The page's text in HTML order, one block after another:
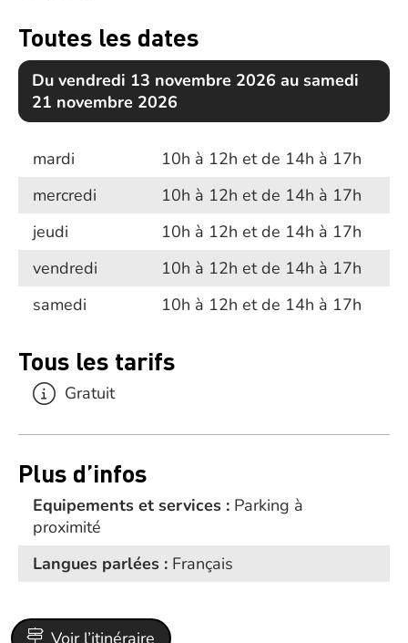
Toutes les dates
Du vendredi 13 novembre 2026 au samedi
21 novembre 2026
mardi
10h à 12h et de 14h à 17h
mercredi
10h à 12h et de 14h à 17h
jeudi
10h à 12h et de 14h à 17h
vendredi
10h à 12h et de 14h à 17h
samedi
10h à 12h et de 14h à 17h
Tous les tarifs
Gratuit
Plus d’infos
Equipements et services : Parking à
proximité
Langues parlées : Français
Voir l’itinéraire